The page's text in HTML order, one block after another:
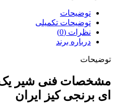
توضیحات
توضیحات تکمیلی
نظرات (0)
درباره برند
توضیحات
مشخصات فنی شیر یک
ای برنجی کیز ایران